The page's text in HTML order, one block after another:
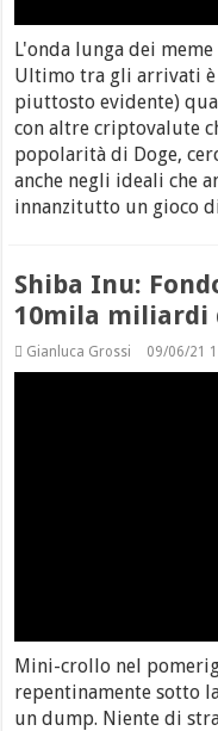
L'onda lunga dei
Ultimo tra gli arrivati è
piuttosto evidente)
con altre criptovalute
popolarità di Doge,
anche negli ideali che
innanzitutto un gioco
Shiba Inu:
10mila miliardi
Gianluca Grossi 09/06/21
Mini-crollo nel
repentinamente sotto
un dump. Niente di